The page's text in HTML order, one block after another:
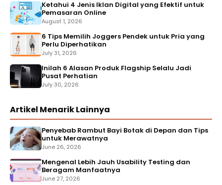
Ketahui 4 Jenis Iklan Digital yang Efektif untuk
Pemasaran Online
August 1, 2026
6 Tips Memilih Joggers Pendek untuk Pria yang
Perlu Diperhatikan
July 31, 2026
Inilah 6 Alasan Produk Flagship Selalu Jadi
Pusat Perhatian
July 30, 2026
Artikel Menarik Lainnya
Penyebab Rambut Bayi Botak di Depan dan Tips
untuk Merawatnya
June 26, 2026
Mengenal Lebih Jauh Usability Testing dan
Beragam Manfaatnya
June 27, 2026